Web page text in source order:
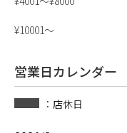
¥10001〜
営業日カレンダー
：店休日